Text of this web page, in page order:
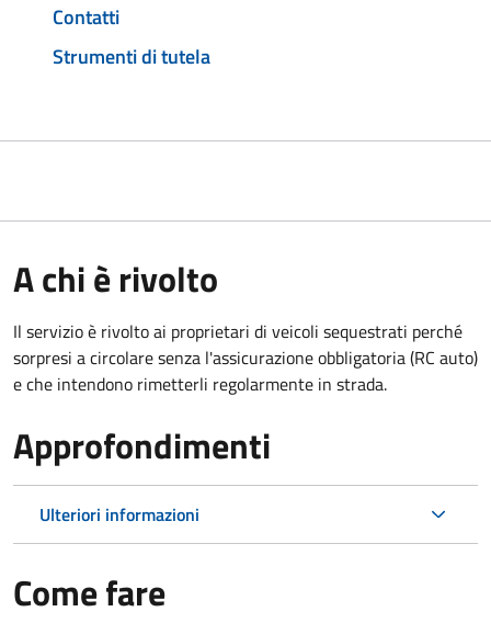
Contatti
Strumenti di tutela
A chi è rivolto
Il servizio è rivolto ai proprietari di veicoli sequestrati perché
sorpresi a circolare senza l'assicurazione obbligatoria (RC auto)
e che intendono rimetterli regolarmente in strada.
Approfondimenti
Ulteriori informazioni
Come fare